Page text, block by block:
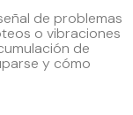
de problemas
o vibraciones
de
y cómo